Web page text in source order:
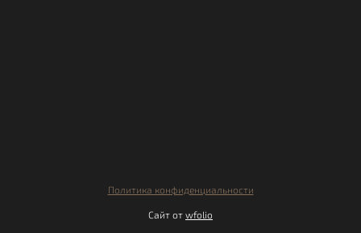
Политика конфиденциальности
Сайт от wfolio